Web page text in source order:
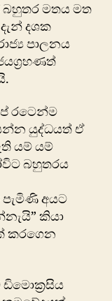
මතය මත
දශක
පාලනය
රටෙන්ම
යුද්ධයත් ඒ
යම් යම්
බහුතරය
අයට
කියා
කරගෙන
ඩිමොක්‍රසිය